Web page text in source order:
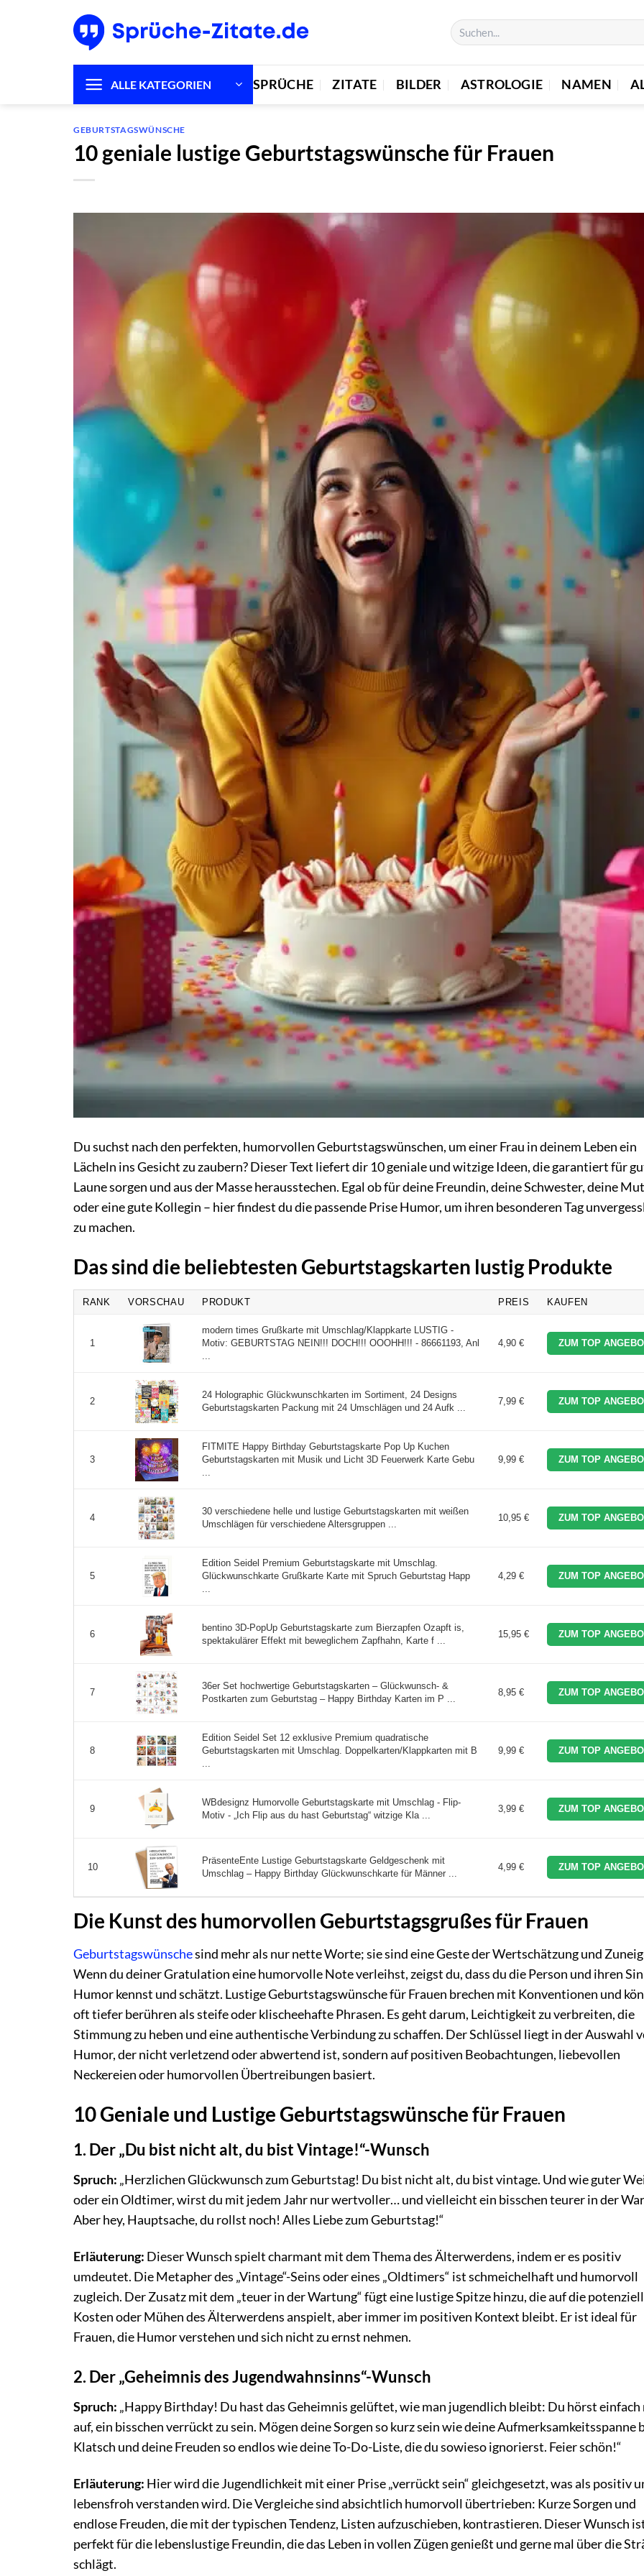
ALLE KATEGORIEN SPRÜCHE ZITATE BILDER ASTROLOGIE NAMEN
GEBURTSTAGSWÜNSCHE
10 geniale lustige Geburtstagswünsche für Frauen
Du suchst nach den perfekten, humorvollen Geburtstagswünschen, um einer Frau in deinem Leben ein
Lächeln ins Gesicht zu zaubern? Dieser Text liefert dir 10 geniale und witzige Ideen, die garantiert für
Laune sorgen und aus der Masse herausstechen. Egal ob für deine Freundin, deine Schwester, deine
oder eine gute Kollegin – hier findest du die passende Prise Humor, um ihren besonderen Tag
zu machen.
Das sind die beliebtesten Geburtstagskarten lustig Produkte
RANK VORSCHAU PRODUKT PREIS KAUFEN
1
modern times Grußkarte mit Umschlag/Klappkarte LUSTIG -
Motiv: GEBURTSTAG NEIN!!! DOCH!!! OOOHH!!! - 86661193, Anl
...
4,90 € ZUM TOP
2
24 Holographic Glückwunschkarten im Sortiment, 24 Designs
Geburtstagskarten Packung mit 24 Umschlägen und 24 Aufk ...
7,99 € ZUM TOP
3
FITMITE Happy Birthday Geburtstagskarte Pop Up Kuchen
Geburtstagskarten mit Musik und Licht 3D Feuerwerk Karte Gebu
...
9,99 € ZUM TOP
4
30 verschiedene helle und lustige Geburtstagskarten mit weißen
Umschlägen für verschiedene Altersgruppen ...
10,95 € ZUM TOP
5
Edition Seidel Premium Geburtstagskarte mit Umschlag.
Glückwunschkarte Grußkarte Karte mit Spruch Geburtstag Happ
...
4,29 € ZUM TOP
6
bentino 3D-PopUp Geburtstagskarte zum Bierzapfen Ozapft is,
spektakulärer Effekt mit beweglichem Zapfhahn, Karte f ...
15,95 € ZUM TOP
7
36er Set hochwertige Geburtstagskarten – Glückwunsch- &
Postkarten zum Geburtstag – Happy Birthday Karten im P ...
8,95 € ZUM TOP
8
Edition Seidel Set 12 exklusive Premium quadratische
Geburtstagskarten mit Umschlag. Doppelkarten/Klappkarten mit B
...
9,99 € ZUM TOP
9
WBdesignz Humorvolle Geburtstagskarte mit Umschlag - Flip-
Motiv - „Ich Flip aus du hast Geburtstag“ witzige Kla ...
3,99 € ZUM TOP
10
PräsenteEnte Lustige Geburtstagskarte Geldgeschenk mit
Umschlag – Happy Birthday Glückwunschkarte für Männer ...
4,99 € ZUM TOP
Die Kunst des humorvollen Geburtstagsgrußes für Frauen
Geburtstagswünschesind mehr als nur nette Worte; sie sind eine Geste der Wertschätzung und
Wenn du deiner Gratulation eine humorvolle Note verleihst, zeigst du, dass du die Person und ihren
Humor kennst und schätzt. Lustige Geburtstagswünsche für Frauen brechen mit Konventionen und
oft tiefer berühren als steife oder klischeehafte Phrasen. Es geht darum, Leichtigkeit zu verbreiten, die
Stimmung zu heben und eine authentische Verbindung zu schaffen. Der Schlüssel liegt in der Auswahl
Humor, der nicht verletzend oder abwertend ist, sondern auf positiven Beobachtungen, liebevollen
Neckereien oder humorvollen Übertreibungen basiert.
10 Geniale und Lustige Geburtstagswünsche für Frauen
1. Der „Du bist nicht alt, du bist Vintage!“-Wunsch
Spruch: „Herzlichen Glückwunsch zum Geburtstag! Du bist nicht alt, du bist vintage. Und wie guter
oder ein Oldtimer, wirst du mit jedem Jahr nur wertvoller… und vielleicht ein bisschen teurer in der
Aber hey, Hauptsache, du rollst noch! Alles Liebe zum Geburtstag!“
Erläuterung: Dieser Wunsch spielt charmant mit dem Thema des Älterwerdens, indem er es positiv
umdeutet. Die Metapher des „Vintage“-Seins oder eines „Oldtimers“ ist schmeichelhaft und humorvoll
zugleich. Der Zusatz mit dem „teuer in der Wartung“ fügt eine lustige Spitze hinzu, die auf die
Kosten oder Mühen des Älterwerdens anspielt, aber immer im positiven Kontext bleibt. Er ist ideal für
Frauen, die Humor verstehen und sich nicht zu ernst nehmen.
2. Der „Geheimnis des Jugendwahnsinns“-Wunsch
Spruch: „Happy Birthday! Du hast das Geheimnis gelüftet, wie man jugendlich bleibt: Du hörst einfach
auf, ein bisschen verrückt zu sein. Mögen deine Sorgen so kurz sein wie deine Aufmerksamkeitsspanne
Klatsch und deine Freuden so endlos wie deine To-Do-Liste, die du sowieso ignorierst. Feier schön!“
Erläuterung: Hier wird die Jugendlichkeit mit einer Prise „verrückt sein“ gleichgesetzt, was als positiv
lebensfroh verstanden wird. Die Vergleiche sind absichtlich humorvoll übertrieben: Kurze Sorgen und
endlose Freuden, die mit der typischen Tendenz, Listen aufzuschieben, kontrastieren. Dieser Wunsch
perfekt für die lebenslustige Freundin, die das Leben in vollen Zügen genießt und gerne mal über die
schlägt.